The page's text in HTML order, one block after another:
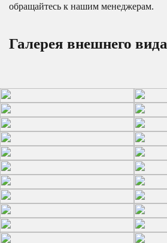
обращайтесь к нашим менеджерам.
Галерея внешнего вида